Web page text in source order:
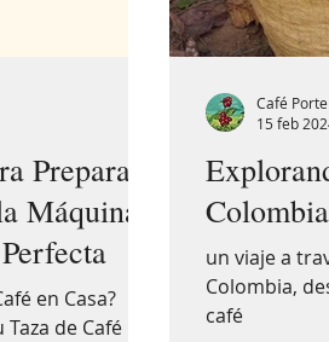
Preparar
Máquina
en Casa?
de Café
un viaje a
Colombia,
café
Café Porte
15 feb